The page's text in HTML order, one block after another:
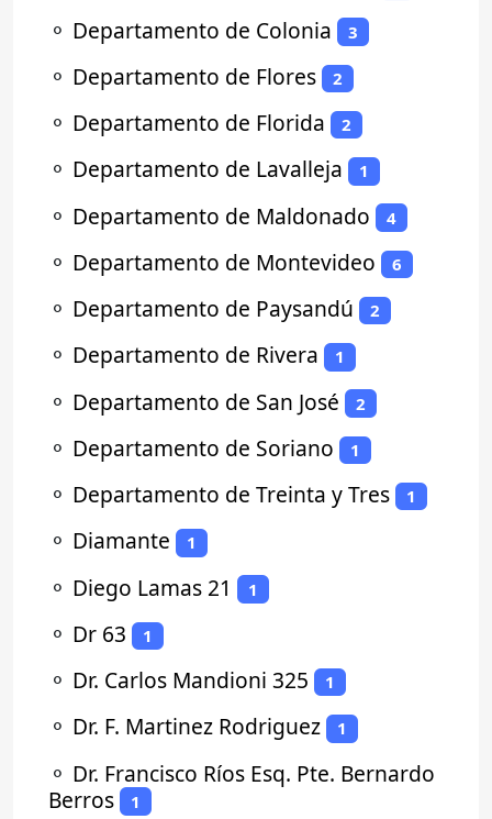
⚬ Departamento de Colonia 3
⚬ Departamento de Flores 2
⚬ Departamento de Florida 2
⚬ Departamento de Lavalleja 1
⚬ Departamento de Maldonado 4
⚬ Departamento de Montevideo 6
⚬ Departamento de Paysandú 2
⚬ Departamento de Rivera 1
⚬ Departamento de San José 2
⚬ Departamento de Soriano 1
⚬ Departamento de Treinta y Tres 1
⚬ Diamante 1
⚬ Diego Lamas 21 1
⚬ Dr 63 1
⚬ Dr. Carlos Mandioni 325 1
⚬ Dr. F. Martinez Rodriguez 1
⚬ Dr. Francisco Ríos Esq. Pte. Bernardo
Berros
1